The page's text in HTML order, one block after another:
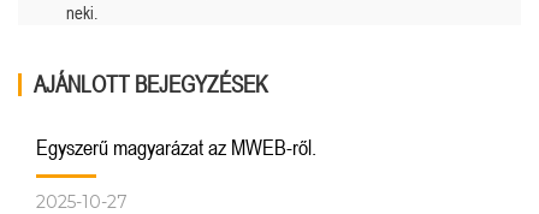
neki.
AJÁNLOTT BEJEGYZÉSEK
Egyszerű magyarázat az MWEB-ről.
2025-10-27